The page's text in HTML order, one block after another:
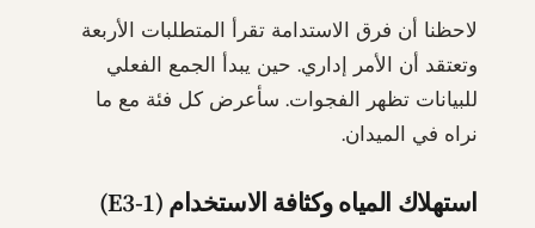
لاحظنا أن فرق الاستدامة تقرأ المتطلبات الأربعة
وتعتقد أن الأمر إداري. حين يبدأ الجمع الفعلي
للبيانات تظهر الفجوات. سأعرض كل فئة مع ما
نراه في الميدان.
استهلاك المياه وكثافة الاستخدام (E3-1)